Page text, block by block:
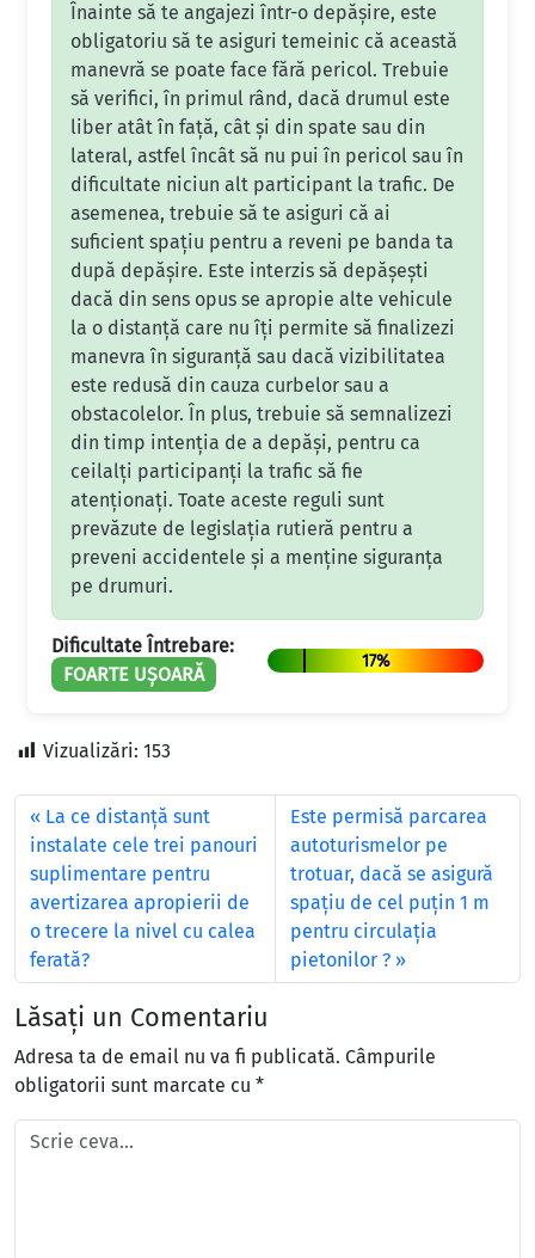
Înainte să te angajezi într-o depășire, este
obligatoriu să te asiguri temeinic că această
manevră se poate face fără pericol. Trebuie
să verifici, în primul rând, dacă drumul este
liber atât în față, cât și din spate sau din
lateral, astfel încât să nu pui în pericol sau în
dificultate niciun alt participant la trafic. De
asemenea, trebuie să te asiguri că ai
suficient spațiu pentru a reveni pe banda ta
după depășire. Este interzis să depășești
dacă din sens opus se apropie alte vehicule
la o distanță care nu îți permite să finalizezi
manevra în siguranță sau dacă vizibilitatea
este redusă din cauza curbelor sau a
obstacolelor. În plus, trebuie să semnalizezi
din timp intenția de a depăși, pentru ca
ceilalți participanți la trafic să fie
atenționați. Toate aceste reguli sunt
prevăzute de legislația rutieră pentru a
preveni accidentele și a menține siguranța
pe drumuri.
Dificultate Întrebare:
FOARTE UȘOARĂ
17%
Vizualizări: 153
La ce distanţă sunt
instalate cele trei panouri
suplimentare pentru
avertizarea apropierii de
o trecere la nivel cu calea
ferată?
Este permisă parcarea
autoturismelor pe
trotuar, dacă se asigură
spaţiu de cel puţin 1 m
pentru circulaţia
pietonilor ?
Lăsați un Comentariu
Adresa ta de email nu va fi publicată. Câmpurile
obligatorii sunt marcate cu *